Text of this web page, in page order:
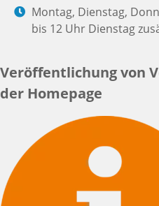
Montag, Dienstag,
bis 12 Uhr Dienstag
Veröffentlichung von
der Homepage